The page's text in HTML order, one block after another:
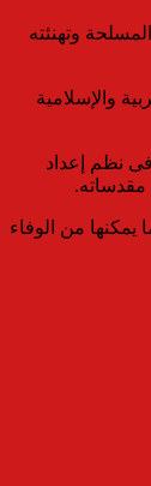
وتهنئته
والإسلامية
نظم إعداد
مقدساته.
يمكنها من الوفاء